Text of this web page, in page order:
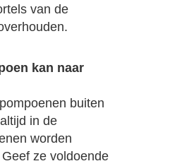
van de
kan naar
buiten
in de
worden
ze voldoende